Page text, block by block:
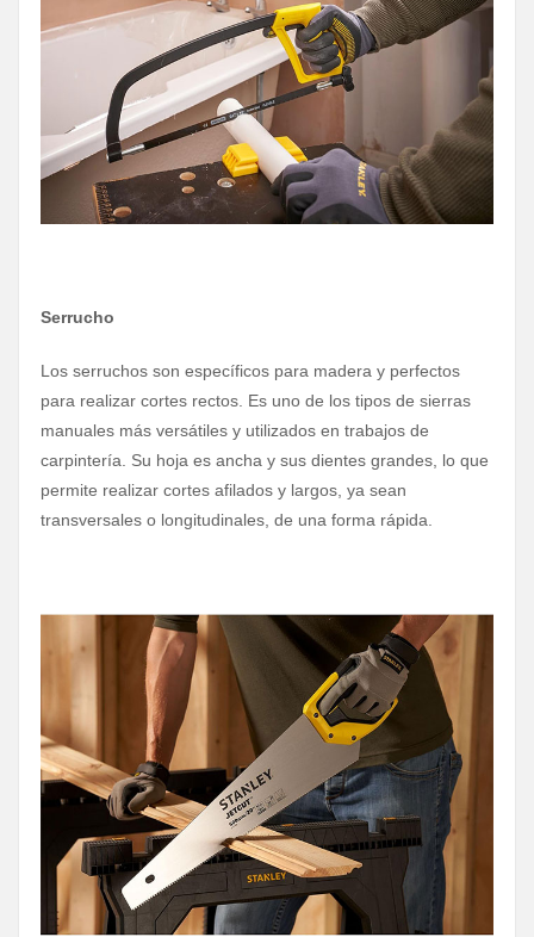
Serrucho
Los serruchos son específicos para madera y perfectos
para realizar cortes rectos. Es uno de los tipos de sierras
manuales más versátiles y utilizados en trabajos de
carpintería. Su hoja es ancha y sus dientes grandes, lo que
permite realizar cortes afilados y largos, ya sean
transversales o longitudinales, de una forma rápida.